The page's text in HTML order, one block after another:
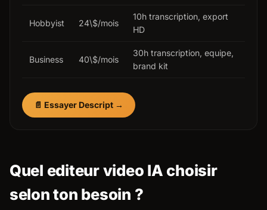
Hobbyist 24\$/mois
10h transcription, export
HD
Business 40\$/mois
30h transcription, equipe,
brand kit
📄 Essayer Descript →
Quel editeur video IA choisir
selon ton besoin ?